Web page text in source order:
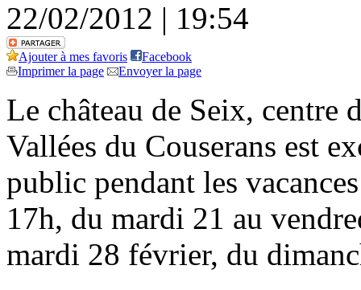
22/02/2012 | 19:54
Ajouter à mes favoris
Facebook
Imprimer la page
Envoyer la page
Le château de Seix, centre
Vallées du Couserans est
public pendant les
17h, du mardi 21 au
mardi 28 février, du